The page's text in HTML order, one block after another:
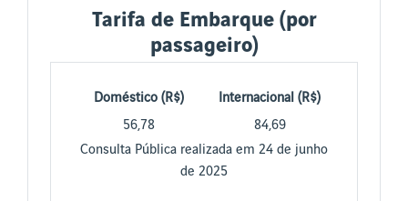
Tarifa de Embarque (por
passageiro)
Doméstico (R$)
Internacional (R$)
56,78
84,69
Consulta Pública realizada em 24 de junho
de 2025